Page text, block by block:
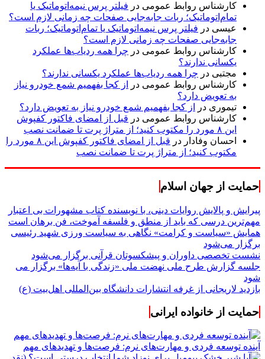
کارشناس روابط عمومی در فیلتر پرس نیمه‌اتوماتیک یا
تمام‌اتوماتیک؛ ربات جابه‌جایی صفحات چه زمانی لازم است؟
عیسی در فیلتر پرس نیمه‌اتوماتیک یا تمام‌اتوماتیک؛ ربات
جابه‌جایی صفحات چه زمانی لازم است؟
کارشناس روابط عمومی در چرا همه ردیاب‌ها عملکرد
یکسانی ندارند؟
مجتبی در چرا همه ردیاب‌ها عملکرد یکسانی ندارند؟
کارشناس روابط عمومی در
از کجا بفهمیم شمع خودرو نیاز
به تعویض دارد؟
تیموری در
از کجا بفهمیم شمع خودرو نیاز به تعویض دارد؟
کارشناس روابط عمومی در قبل از امضای فاکتور کفپوش
این ۸ مورد را مکتوب کنید؛ از متراژ پرت تا ضمانت نصب
احسان وفادار در
قبل از امضای فاکتور کفپوش این ۸ مورد را
مکتوب کنید؛ از متراژ پرت تا ضمانت نصب
حمایت از جهان اسلام
پیرایش و پالایش روایات دینی، با نویسنده کتاب مشهورات بی اعتبار
مهم‌ترین درسی که باید از منطق و فلسفه آموخت، فن برهان است
همایش «سیاست و کرامت» نگاهی به سیاست ورزی شهید رئیسی
برگزار می‌شود
نشست تخصصی داوران و پیشکسوتان قرآنی برگزار می‌شود
جلسه گزارش طرح ملی نهضت ملی «زندگی با آیه‌ها» برگزار می
شود
بازدید لاریجانی از غرفه انتشارات دانشگاه بین‌المللی اهل‌بیت (ع)
حمایت از خانواده ایرانی
آینده توسعه فردی و مهارت‌های نرم: فرصت‌ها و تهدیدهای مهم